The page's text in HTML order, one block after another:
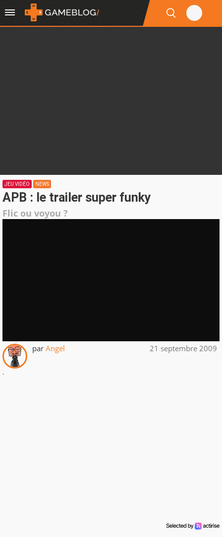
JEU VIDÉO NEWS
APB : le trailer super funky
Flic ou voyou ?
par Angel 21 septembre 2009
.